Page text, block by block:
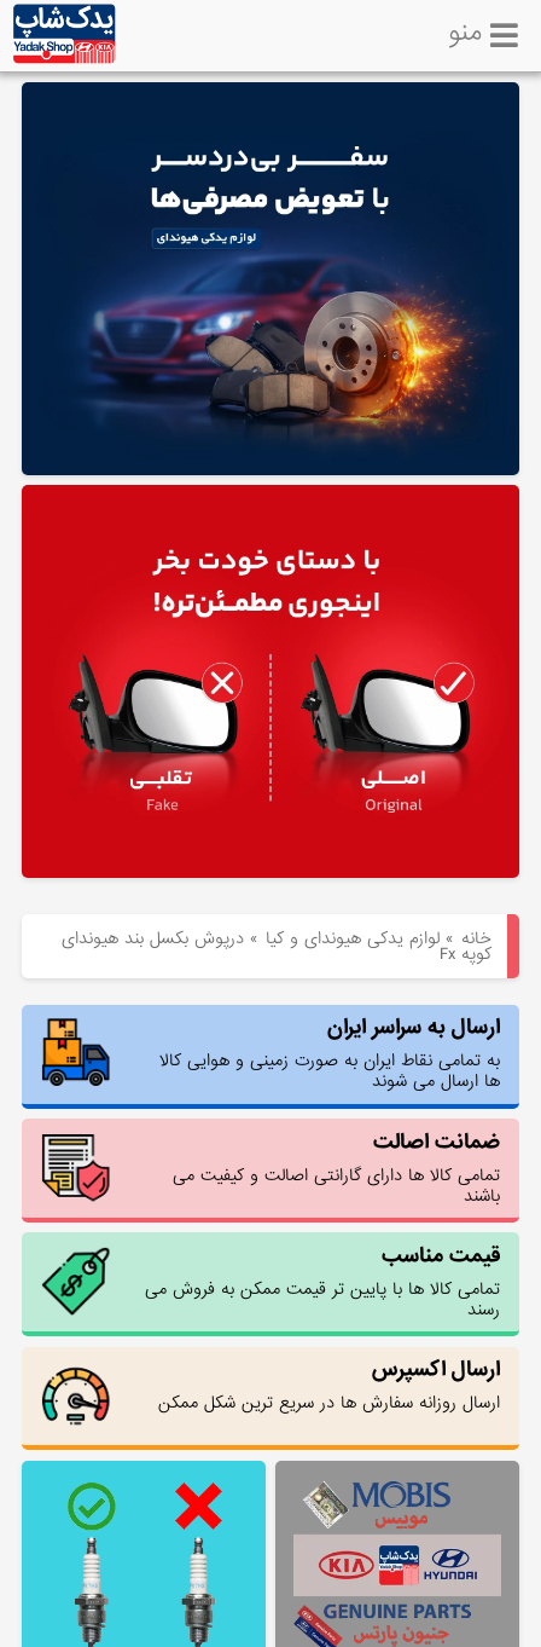
لوازم
منو
خانه »لوازم یدکی هیوندای و کیا »درپوش بکسل بند هیوندای
کوپه Fx
ارسال به سراسر ایران
به تمامی نقاط ایران به صورت زمینی و هوایی کالا
ها ارسال می شوند
ضمانت اصالت
تمامی کالا ها دارای گارانتی اصالت و کیفیت می
باشند
قیمت مناسب
تمامی کالا ها با پایین تر قیمت ممکن به فروش می
رسند
ارسال اکسپرس
ارسال روزانه سفارش ها در سریع ترین شکل ممکن